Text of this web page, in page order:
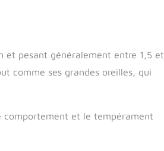
pesant généralement entre 1,5 et
comme ses grandes oreilles, qui
comportement et le tempérament